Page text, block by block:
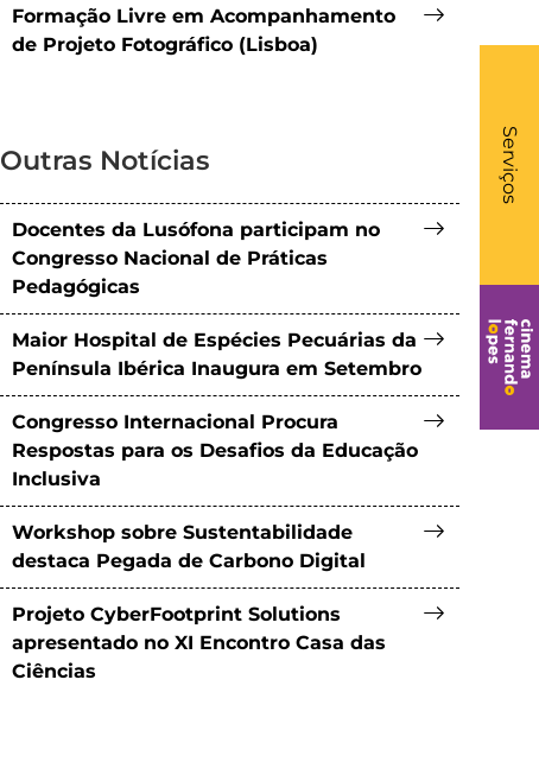
Serviços
-
Formação Livre em Acompanhamento
de Projeto Fotográfico (Lisboa)
Outras Notícias
Docentes da Lusófona participam no
Congresso Nacional de Práticas
Pedagógicas
Maior Hospital de Espécies Pecuárias da
Península Ibérica Inaugura em Setembro
Congresso Internacional Procura
Respostas para os Desafios da Educação
Inclusiva
Workshop sobre Sustentabilidade
destaca Pegada de Carbono Digital
Projeto CyberFootprint Solutions
apresentado no XI Encontro Casa das
Ciências